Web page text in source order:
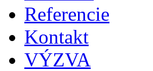
Referencie
Kontakt
VÝZVA